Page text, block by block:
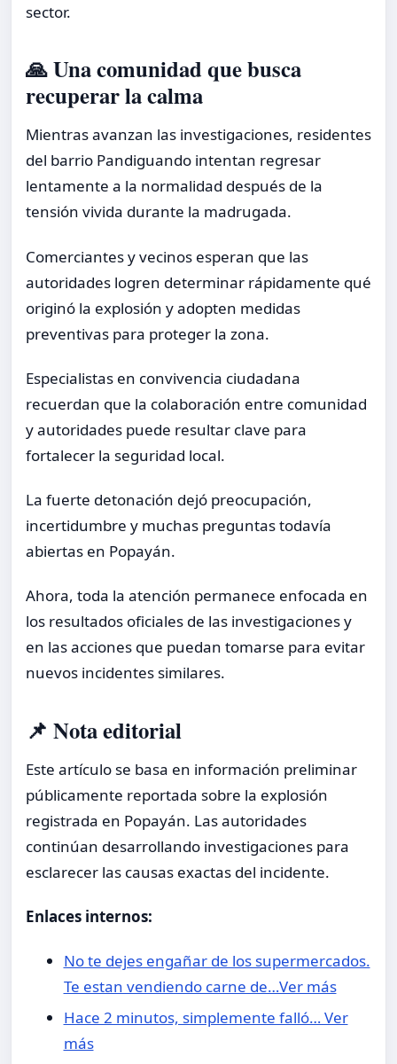
sector.
🙏 Una comunidad que busca
recuperar la calma
Mientras avanzan las investigaciones, residentes
del barrio Pandiguando intentan regresar
lentamente a la normalidad después de la
tensión vivida durante la madrugada.
Comerciantes y vecinos esperan que las
autoridades logren determinar rápidamente qué
originó la explosión y adopten medidas
preventivas para proteger la zona.
Especialistas en convivencia ciudadana
recuerdan que la colaboración entre comunidad
y autoridades puede resultar clave para
fortalecer la seguridad local.
La fuerte detonación dejó preocupación,
incertidumbre y muchas preguntas todavía
abiertas en Popayán.
Ahora, toda la atención permanece enfocada en
los resultados oficiales de las investigaciones y
en las acciones que puedan tomarse para evitar
nuevos incidentes similares.
📌 Nota editorial
Este artículo se basa en información preliminar
públicamente reportada sobre la explosión
registrada en Popayán. Las autoridades
continúan desarrollando investigaciones para
esclarecer las causas exactas del incidente.
Enlaces internos:
No te dejes engañar de los supermercados.
Te estan vendiendo carne de…Ver más
Hace 2 minutos, simplemente falló… Ver
más